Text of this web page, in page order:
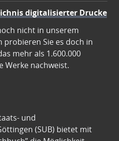
digitalisierter Drucke
nicht in unserem
probieren Sie es doch in
mehr als 1.600.000
Werke nachweist.
und
(SUB) bietet mit